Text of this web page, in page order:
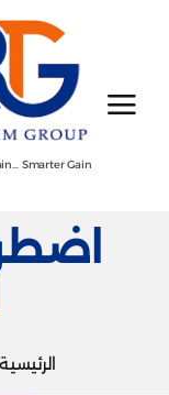
Smarter Gain
الرئيسية